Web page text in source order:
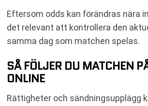
Eftersom odds kan förändras nära
det relevant att kontrollera den
samma dag som matchen spelas.
SÅ FÖLJER DU MATCHEN
ONLINE
Rättigheter och sändningsupplägg